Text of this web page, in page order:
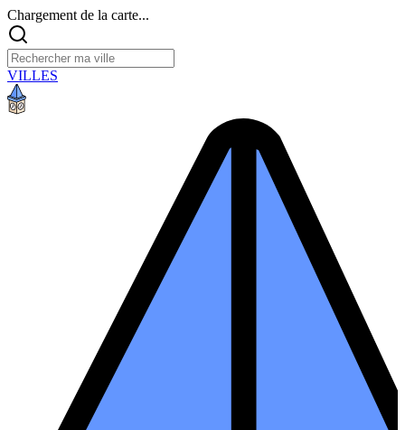
Chargement de la carte...
VILLES